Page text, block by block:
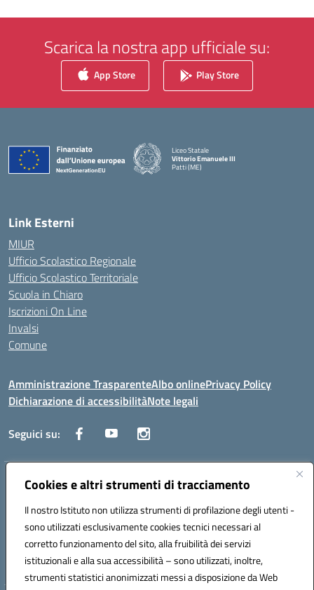
Cookies e altri strumenti di tracciamento
Il nostro Istituto non utilizza strumenti di profilazione degli utenti -
sono utilizzati esclusivamente cookies tecnici necessari al
corretto funzionamento del sito, alla fruibilità dei servizi
istituzionali e alla sua accessibilità – sono utilizzati, inoltre,
strumenti statistici anonimizzati messi a disposizione da Web
Scarica la nostra app ufficiale su:
App Store Play Store
Liceo Statale
Vittorio Emanuele III
Patti (ME)
Link Esterni
MIUR
Ufficio Scolastico Regionale
Ufficio Scolastico Territoriale
Scuola in Chiaro
Iscrizioni On Line
Invalsi
Comune
Amministrazione TrasparenteAlbo onlinePrivacy Policy
Dichiarazione di accessibilitàNote legali
Seguici su:
Indirizzo:Via Trieste, 43 – 98066 Patti (ME)
Posta elettronica certificata (PEC):mepc060006@pec.istruzione.it
Codice fiscale: 86000610831
Codice meccanografico: MEPC060006